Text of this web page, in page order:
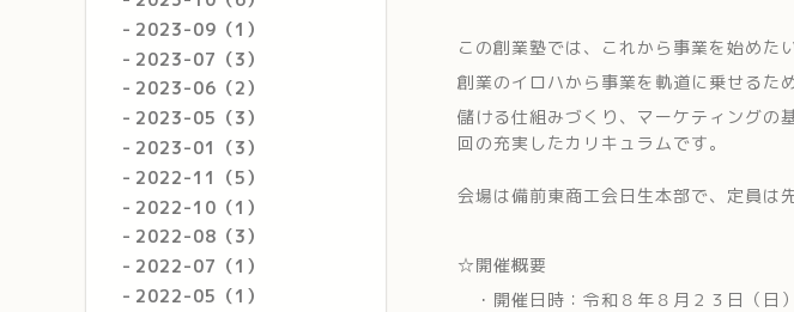
2023-09（1）
2023-07（3）
2023-06（2）
2023-05（3）
2023-01（3）
2022-11（5）
2022-10（1）
2022-08（3）
2022-07（1）
2022-05（1）
この創業塾では、これから事業を始めた
創業のイロハから事業を軌道に乗せるた
儲ける仕組みづくり、マーケティングの
回の充実したカリキュラムです。
会場は備前東商工会日生本部で、定員は
☆開催概要
・開催日時：令和８年８月２３日（日